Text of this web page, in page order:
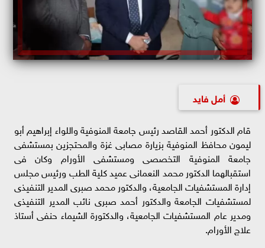
أمل فايد
قام الدكتور أحمد القاصد رئيس جامعة المنوفية واللواء إبراهيم أبو
ليمون محافظ المنوفية بزيارة مصابى غزة والمحتجزين بمستشفى
جامعة المنوفية التخصصى ومستشفى الأورام وكان فى
استقبالهما الدكتور محمد النعمانى عميد كلية الطب ورئيس مجلس
إدارة المستشفيات الجامعية، والدكتور محمد صبرى المدير التنفيذى
لمستشفيات الجامعة والدكتور أحمد صبرى نائب المدير التنفيذى
ومدير عام المستشفيات الجامعية، والدكتورة الشيماء حنفى أستاذ
علاج الأورام.